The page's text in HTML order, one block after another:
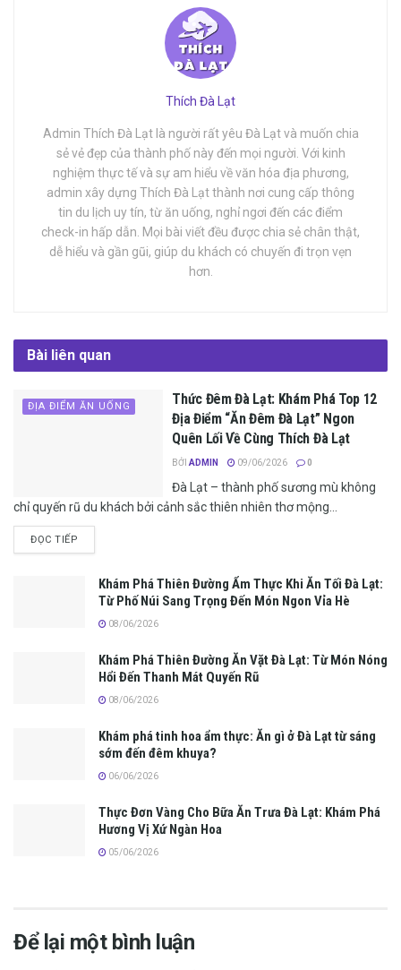
Thích Đà Lạt
Admin Thích Đà Lạt là người rất yêu Đà Lạt và muốn chia
sẻ vẻ đẹp của thành phố này đến mọi người. Với kinh
nghiệm thực tế và sự am hiểu về văn hóa địa phương,
admin xây dựng Thích Đà Lạt thành nơi cung cấp thông
tin du lịch uy tín, từ ăn uống, nghỉ ngơi đến các điểm
check-in hấp dẫn. Mọi bài viết đều được chia sẻ chân thật,
dễ hiểu và gần gũi, giúp du khách có chuyến đi trọn vẹn
hơn.
Bài liên quan
ĐỊA ĐIỂM ĂN UỐNG
Thức Đêm Đà Lạt: Khám Phá Top 12
Địa Điểm “Ăn Đêm Đà Lạt” Ngon
Quên Lối Về Cùng Thích Đà Lạt
BỞI ADMIN 09/06/2026 0
Đà Lạt – thành phố sương mù không
chỉ quyến rũ du khách bởi cảnh sắc thiên nhiên thơ mộng...
ĐỌC TIẾP
Khám Phá Thiên Đường Ẩm Thực Khi Ăn Tối Đà Lạt:
Từ Phố Núi Sang Trọng Đến Món Ngon Vỉa Hè
08/06/2026
Khám Phá Thiên Đường Ăn Vặt Đà Lạt: Từ Món Nóng
Hổi Đến Thanh Mát Quyến Rũ
08/06/2026
Khám phá tinh hoa ẩm thực: Ăn gì ở Đà Lạt từ sáng
sớm đến đêm khuya?
06/06/2026
Thực Đơn Vàng Cho Bữa Ăn Trưa Đà Lạt: Khám Phá
Hương Vị Xứ Ngàn Hoa
05/06/2026
Để lại một bình luận